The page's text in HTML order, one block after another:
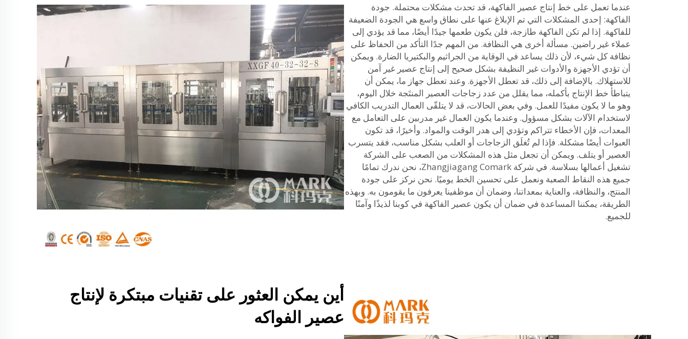
عندما تعمل على خط إنتاج عصير الفاكهة، قد تحدث مشكلات محتملة. جودة
الفاكهة: إحدى المشكلات التي تم الإبلاغ عنها على نطاق واسع هي الجودة الضعيفة
للفاكهة. إذا لم تكن الفاكهة طازجة، فلن يكون طعمها جيدًا أيضًا، مما قد يؤدي إلى
عملاء غير راضين. مسألة أخرى هي النظافة. من المهم جدًا التأكد من الحفاظ على
نظافة كل شيء، لأن ذلك يساعد في الوقاية من الجراثيم والبكتيريا الضارة. ويمكن
أن تؤدي الأجهزة والأدوات غير النظيفة بشكل صحيح إلى إنتاج عصير غير آمن
للاستهلاك. بالإضافة إلى ذلك، قد تعطل الأجهزة. وعند تعطل جهاز ما، يمكن أن
يتباطأ خط الإنتاج بأكمله، مما يقلل من عدد زجاجات العصير المنتَجة خلال اليوم،
وهو ما لا يكون مفيدًا للعمل. وفي بعض الحالات، قد لا يتلقّى العمال التدريب الكافي
لاستخدام الآلات بشكل مسؤول. وعندما يكون العمال غير مدربين على التعامل مع
المعدات، فإن الأخطاء تتراكم وتؤدي إلى هدر الوقت والمواد. وأخيرًا، قد تكون
العبوات أيضًا مشكلة. فإذا لم تُغلَق الزجاجات أو العلب بشكل مناسب، فقد يتسرب
العصير أو يتلف. ويمكن أن تجعل مثل هذه المشكلات من الصعب على الشركة
تشغيل أعمالها بسلاسة. في شركة Zhangjiagang Comark، نحن ندرك تمامًا
جميع هذه النقاط الصعبة ونعمل على تحسين الخط يوميًا. نحن نركز على جودة
المنتج، والنظافة، والعناية بمعداتنا، وضمان أن موظفينا يعرفون ما يقومون به. وبهذه
الطريقة، يمكننا المساعدة في ضمان أن يكون عصير الفاكهة في كوبنا لذيذًا وآمنًا
للجميع.
أين يمكن العثور على تقنيات مبتكرة لإنتاج
عصير الفواكه